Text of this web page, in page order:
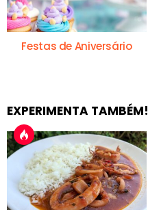
Festas de Aniversário
EXPERIMENTA TAMBÉM!